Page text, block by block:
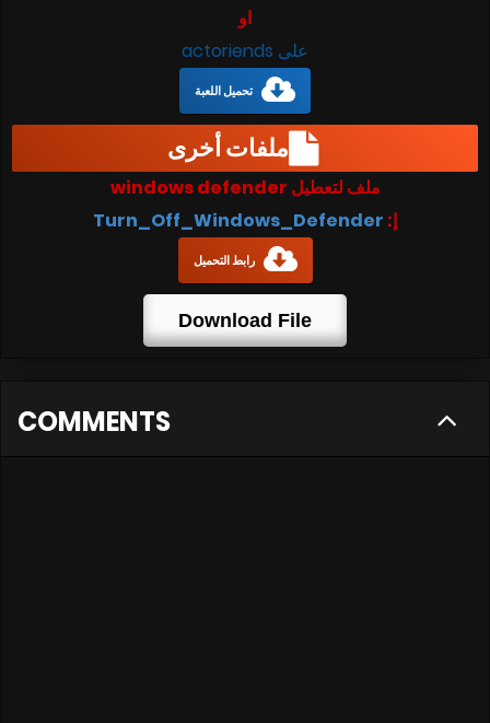
او
على actoriends
تحميل اللعبة
ملفات أخرى
ملف لتعطيل windows defender
إ: Turn_Off_Windows_Defender
رابط التحميل
Download File
COMMENTS